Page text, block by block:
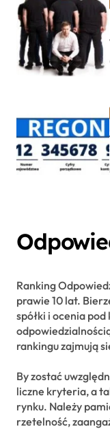
Ranking
prawie 10 lat.
spółki i ocenia
rankingu zajmują
By zostać
liczne kryteria, a
rynku. Należy
rzetelność,